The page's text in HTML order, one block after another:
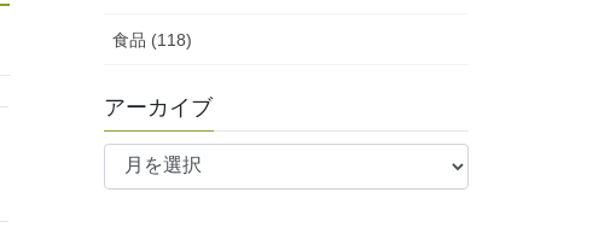
食品 (118)
アーカイブ
ア